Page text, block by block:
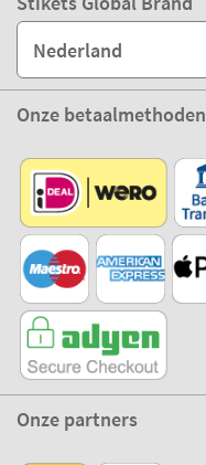
Nederland
Onze betaalmethoden
Onze partners